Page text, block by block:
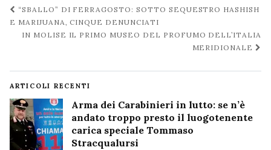
Navigazione
post
“SBALLO” DI FERRAGOSTO: SOTTO SEQUESTRO HASHISH
E MARIJUANA, CINQUE DENUNCIATI
IN MOLISE IL PRIMO MUSEO DEL PROFUMO DELL’ITALIA
MERIDIONALE
ARTICOLI RECENTI
Arma dei Carabinieri in lutto: se n’è
andato troppo presto il luogotenente
carica speciale Tommaso
Stracqualursi